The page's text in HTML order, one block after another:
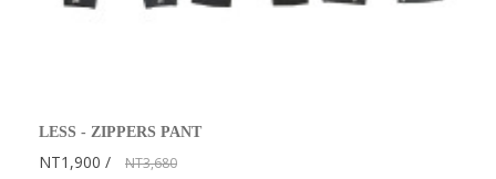
LESS - ZIPPERS PANT
NT1,900 NT3,680